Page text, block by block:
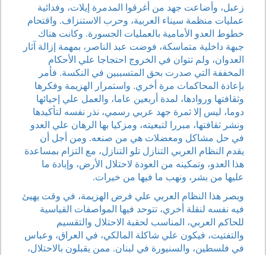
زعبل، وأضاعت جهد من أغرقوا المدمرة إيلات، وفدائية
عمليات منظمة سيناء العربية، وحرب الاستنزاف. واقتحام
خطوط العدو الأمامية بالعمليات الجسورة. وكانت هناك
جبهة داخلية متماسكة، فوضت عبد الناصر، بمهمة إزالة آثار
العدوان، ولم تتوان في الخروج احتجاجا علي الأحكام
المخففة التي صدرت بحق المتسببين في النكسة. فأمر
بإعادة المحاكمات مرة أخري. واستمرار الهزيمة وفكرها
وثقافتها وروادها، لمدة أربعين عاما، والعمل علي إحيائها
دوما، ليس إلا ثمرة جهد عربي رسمي، نذر نفسه لتأكيدها
ونشر ثقافتها، مبررا لتبعيته، ومزكيا بها الرهان علي العدو
في حل مشاكل ومعضلات هي من صنعه. ومن أجل أن
يقدم النظام العربي التنازل تلو التنازل، مع التزام بمساعدة
هذا العدو، وتمكينه من العودة لاحتلال الأرض، وإبادة ما
عليها من بشر، ونهب ما فيها من خيرات.
ويصر هذا النظام العربي علي فرض الهزيمة، في وقت يهيئ
فيه نفسه لنقلة أخري، تتوحد فيها المواصفات القياسية
للحاكم العربي، المناسب لحقبة الاحتلال والتقسيم
والتفتيت، فيكون علي شاكلة المالكي، في العراق، وعباس
في فلسطين، والسنيورة في لبنان. ممن يقبلون بالاحتلال،